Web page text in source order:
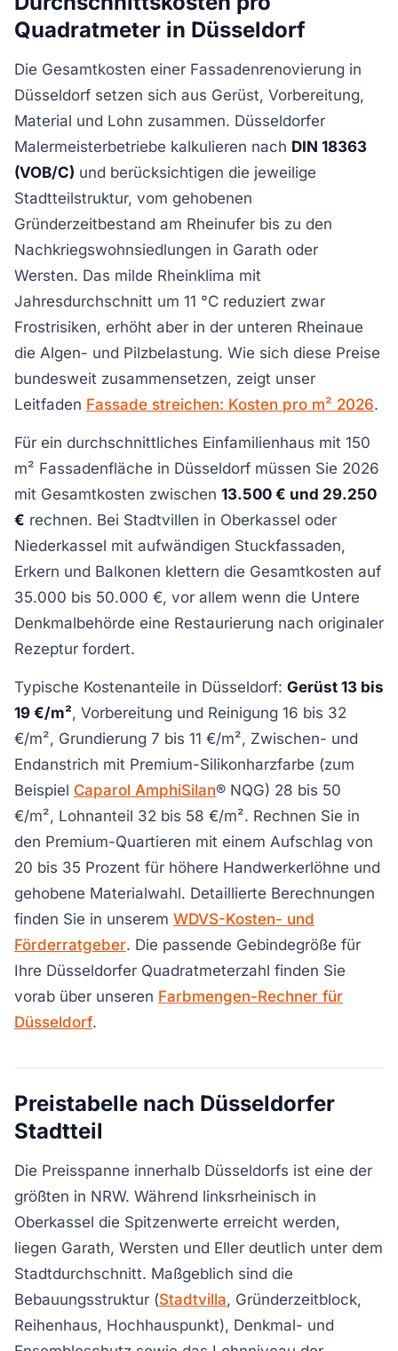
Quadratmeter in Düsseldorf
Die Gesamtkosten einer Fassadenrenovierung in
Düsseldorf setzen sich aus Gerüst, Vorbereitung,
Material und Lohn zusammen. Düsseldorfer
Malermeisterbetriebe kalkulieren nach DIN 18363
(VOB/C) und berücksichtigen die jeweilige
Stadtteilstruktur, vom gehobenen
Gründerzeitbestand am Rheinufer bis zu den
Nachkriegswohnsiedlungen in Garath oder
Wersten. Das milde Rheinklima mit
Jahresdurchschnitt um 11 °C reduziert zwar
Frostrisiken, erhöht aber in der unteren Rheinaue
die Algen- und Pilzbelastung. Wie sich diese Preise
bundesweit zusammensetzen, zeigt unser
Leitfaden Fassade streichen: Kosten pro m² 2026.
Für ein durchschnittliches Einfamilienhaus mit 150
m² Fassadenfläche in Düsseldorf müssen Sie 2026
mit Gesamtkosten zwischen 13.500 € und 29.250
€ rechnen. Bei Stadtvillen in Oberkassel oder
Niederkassel mit aufwändigen Stuckfassaden,
Erkern und Balkonen klettern die Gesamtkosten auf
35.000 bis 50.000 €, vor allem wenn die Untere
Denkmalbehörde eine Restaurierung nach originaler
Rezeptur fordert.
Typische Kostenanteile in Düsseldorf: Gerüst 13 bis
19 €/m², Vorbereitung und Reinigung 16 bis 32
€/m², Grundierung 7 bis 11 €/m², Zwischen- und
Endanstrich mit Premium-Silikonharzfarbe (zum
Beispiel Caparol AmphiSilan® NQG) 28 bis 50
€/m², Lohnanteil 32 bis 58 €/m². Rechnen Sie in
den Premium-Quartieren mit einem Aufschlag von
20 bis 35 Prozent für höhere Handwerkerlöhne und
gehobene Materialwahl. Detaillierte Berechnungen
finden Sie in unserem WDVS-Kosten- und
Förderratgeber. Die passende Gebindegröße für
Ihre Düsseldorfer Quadratmeterzahl finden Sie
vorab über unseren Farbmengen-Rechner für
Düsseldorf.
Preistabelle nach Düsseldorfer
Stadtteil
Die Preisspanne innerhalb Düsseldorfs ist eine der
größten in NRW. Während linksrheinisch in
Oberkassel die Spitzenwerte erreicht werden,
liegen Garath, Wersten und Eller deutlich unter dem
Stadtdurchschnitt. Maßgeblich sind die
Bebauungsstruktur (Stadtvilla, Gründerzeitblock,
Reihenhaus, Hochhauspunkt), Denkmal- und